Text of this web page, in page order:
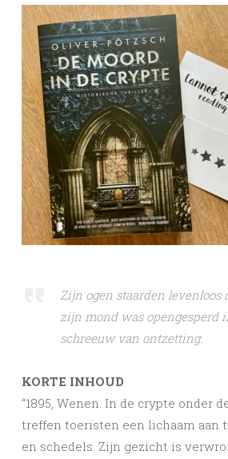
Zijn ogen staarden levenloos
zijn mond was opengesperd
schreeuw van ontzetting.
KORTE INHOUD
“1895, Wenen. In de crypte onder
treffen toeristen een lichaam aan
en schedels. Zijn ­gezicht is